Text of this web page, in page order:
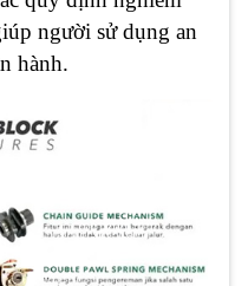
người sử dụng an
hành.